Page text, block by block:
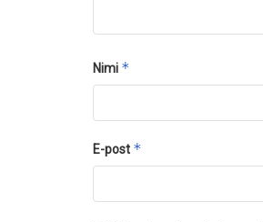
Nimi *
E-post *